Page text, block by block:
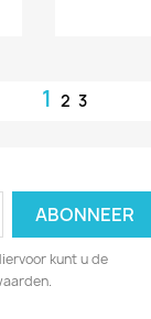
123
kunt u de